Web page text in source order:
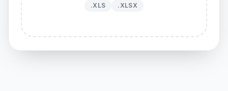
.XLS .XLSX